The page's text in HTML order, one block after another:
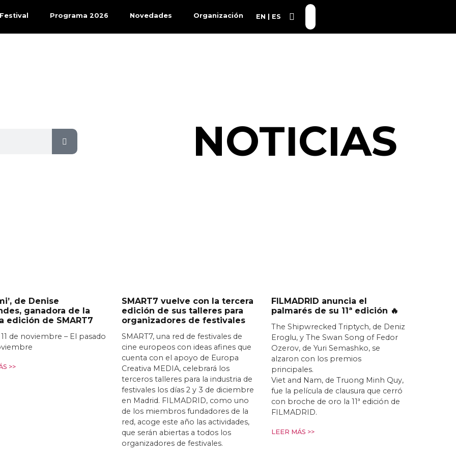
Programa 2026 Novedades Organización EN ES
NOTICIAS
de Denise
ganadora de la
edición de SMART7
de noviembre – El pasado
>>
SMART7 vuelve con la tercera
edición de sus talleres para
organizadores de festivales
SMART7, una red de festivales de
cine europeos con ideas afines que
cuenta con el apoyo de Europa
Creativa MEDIA, celebrará los
terceros talleres para la industria de
festivales los días 2 y 3 de diciembre
en Madrid. FILMADRID, como uno
de los miembros fundadores de la
red, acoge este año las actividades,
que serán abiertas a todos los
organizadores de festivales.
FILMADRID anuncia el
palmarés de su 11ª edición 🔥
The Shipwrecked Triptych, de Deniz
Eroglu, y The Swan Song of Fedor
Ozerov, de Yuri Semashko, se
alzaron con los premios
principales.
Viet and Nam, de Truong Minh Quy,
fue la película de clausura que cerró
con broche de oro la 11ª edición de
FILMADRID.
LEER MÁS >>